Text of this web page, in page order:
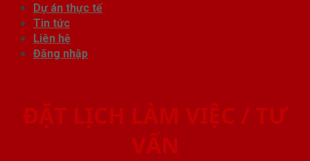
Dự án thực tế
Tin tức
Liên hệ
Đăng nhập
ĐẶT LỊCH LÀM VIỆC / TƯ
VẤN